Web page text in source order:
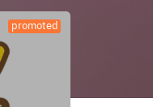
promoted